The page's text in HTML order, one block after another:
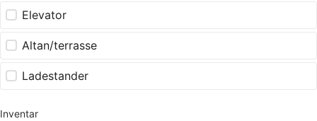
Elevator
Altan/terrasse
Ladestander
Inventar